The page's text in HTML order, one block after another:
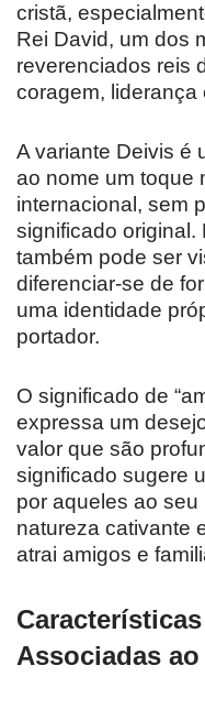
cristã,
Rei David, um dos
reverenciados reis
coragem, liderança
A variante Deivis é
ao nome um toque
internacional, sem
significado original.
também pode ser
diferenciar-se de
uma identidade
portador.
O significado de
expressa um
valor que são
significado sugere
por aqueles ao
natureza cativante
atrai amigos e
Associadas